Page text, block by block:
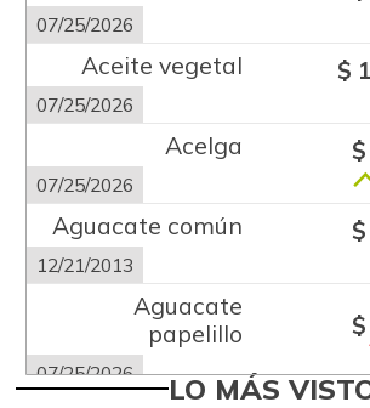
07/25/2026
Aceite vegetal
07/25/2026
$
Acelga
07/25/2026
Aguacate común
12/21/2013
Aguacate
papelillo
07/25/2026 LO MÁS